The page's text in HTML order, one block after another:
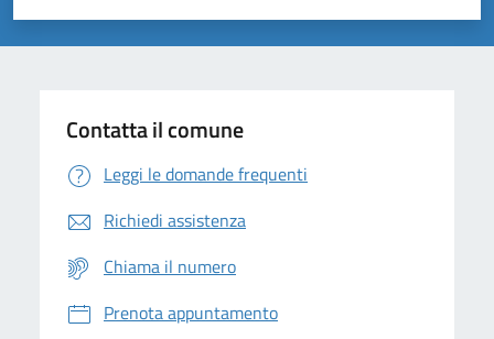
Valuta 5 stelle su 5
Valuta 4 stelle su 5
Valuta 3 stelle su 5
Valuta 2 stelle su 5
Valuta 1 stelle su 5
Contatta il comune
Leggi le domande frequenti
Richiedi assistenza
Chiama il numero
Prenota appuntamento